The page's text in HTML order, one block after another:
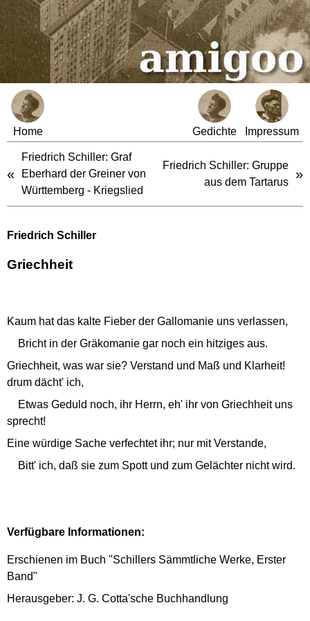
Home Gedichte Impressum
«
Friedrich Schiller: Graf
Eberhard der Greiner von
Württemberg - Kriegslied
Friedrich Schiller: Gruppe
aus dem Tartarus
»
Friedrich Schiller
Griechheit
Kaum hat das kalte Fieber der Gallomanie uns verlassen,
Bricht in der Gräkomanie gar noch ein hitziges aus.
Griechheit, was war sie? Verstand und Maß und Klarheit!
drum dächt' ich,
Etwas Geduld noch, ihr Herrn, eh' ihr von Griechheit uns
sprecht!
Eine würdige Sache verfechtet ihr; nur mit Verstande,
Bitt' ich, daß sie zum Spott und zum Gelächter nicht wird.
Verfügbare Informationen:
Erschienen im Buch "Schillers Sämmtliche Werke, Erster
Band"
Herausgeber: J. G. Cotta'sche Buchhandlung